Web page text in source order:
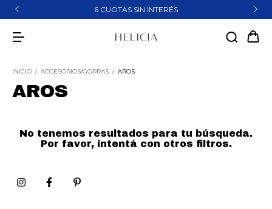
6 CUOTAS SIN INTERÉS
INICIO / ACCESORIOS/GORRAS / AROS
AROS
No tenemos resultados para tu búsqueda.
Por favor, intentá con otros filtros.